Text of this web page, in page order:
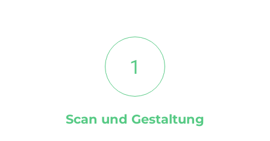
1
Scan und Gestaltung